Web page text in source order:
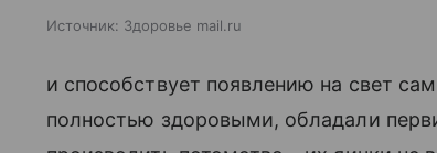
Источник: Здоровье mail.ru
и способствует появлению на свет
полностью здоровыми, обладали